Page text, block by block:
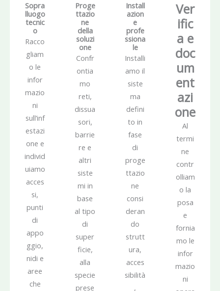
Sopra
lluogo
tecnic
o
Racco
gliam
o le
infor
mazio
ni
sull’inf
estazi
one e
individ
uiamo
acces
si,
punti
di
appo
ggio,
nidi e
aree
che
Proge
ttazio
ne
della
soluzi
one
Confr
ontia
mo
reti,
dissua
sori,
barrie
re e
altri
siste
mi in
base
al tipo
di
super
ficie,
alla
specie
prese
Install
azion
e
profe
ssiona
le
Installi
amo il
siste
ma
defini
to in
fase
di
proge
ttazio
ne
consi
deran
do
strutt
ura,
acces
sibilità
,
Ver
ific
a e
doc
um
ent
azi
one
Al
termi
ne
contr
olliam
o la
posa
e
fornia
mo le
infor
mazio
ni